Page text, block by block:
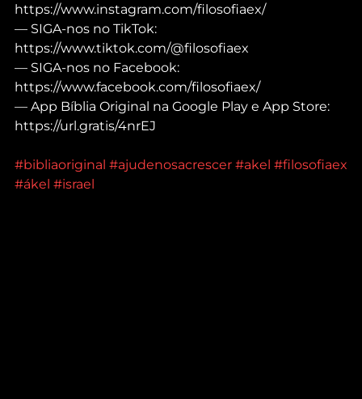
https://www.instagram.com/filosofiaex/
— SIGA-nos no TikTok:
https://www.tiktok.com/@filosofiaex
— SIGA-nos no Facebook:
https://www.facebook.com/filosofiaex/
— App Bíblia Original na Google Play e App Store:
https://url.gratis/4nrEJ
#bibliaoriginal #ajudenosacrescer #akel #filosofiaex
#ákel #israel